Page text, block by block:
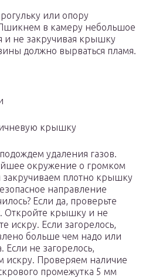
или опору
в камеру небольшое
и не закручивая крышку
должно вырваться пламя.
крышку
удаления газов.
окружение о громком
закручиваем плотно крышку
направление
Если да, проверьте
Откройте крышку и не
искру. Если загорелось,
больше чем надо или
Если не загорелось,
искру. Проверяем наличие
промежутка 5 мм